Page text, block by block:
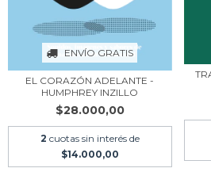
ENVÍO GRATIS
EL CORAZÓN ADELANTE -
HUMPHREY INZILLO
$28.000,00
2 cuotas sin interés de
$14.000,00